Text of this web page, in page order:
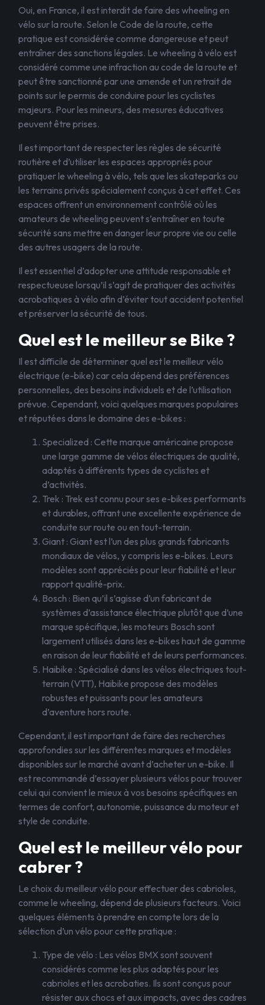
Oui, en France, il est interdit de faire des wheeling en
vélo sur la route. Selon le Code de la route, cette
pratique est considérée comme dangereuse et peut
entraîner des sanctions légales. Le wheeling à vélo est
considéré comme une infraction au code de la route et
peut être sanctionné par une amende et un retrait de
points sur le permis de conduire pour les cyclistes
majeurs. Pour les mineurs, des mesures éducatives
peuvent être prises.
Il est important de respecter les règles de sécurité
routière et d’utiliser les espaces appropriés pour
pratiquer le wheeling à vélo, tels que les skateparks ou
les terrains privés spécialement conçus à cet effet. Ces
espaces offrent un environnement contrôlé où les
amateurs de wheeling peuvent s’entraîner en toute
sécurité sans mettre en danger leur propre vie ou celle
des autres usagers de la route.
Il est essentiel d’adopter une attitude responsable et
respectueuse lorsqu’il s’agit de pratiquer des activités
acrobatiques à vélo afin d’éviter tout accident potentiel
et préserver la sécurité de tous.
Quel est le meilleur se Bike ?
Il est difficile de déterminer quel est le meilleur vélo
électrique (e-bike) car cela dépend des préférences
personnelles, des besoins individuels et de l’utilisation
prévue. Cependant, voici quelques marques populaires
et réputées dans le domaine des e-bikes :
Specialized : Cette marque américaine propose
une large gamme de vélos électriques de qualité,
adaptés à différents types de cyclistes et
d’activités.
Trek : Trek est connu pour ses e-bikes performants
et durables, offrant une excellente expérience de
conduite sur route ou en tout-terrain.
Giant : Giant est l’un des plus grands fabricants
mondiaux de vélos, y compris les e-bikes. Leurs
modèles sont appréciés pour leur fiabilité et leur
rapport qualité-prix.
Bosch : Bien qu’il s’agisse d’un fabricant de
systèmes d’assistance électrique plutôt que d’une
marque spécifique, les moteurs Bosch sont
largement utilisés dans les e-bikes haut de gamme
en raison de leur fiabilité et de leurs performances.
Haibike : Spécialisé dans les vélos électriques tout-
terrain (VTT), Haibike propose des modèles
robustes et puissants pour les amateurs
d’aventure hors route.
Cependant, il est important de faire des recherches
approfondies sur les différentes marques et modèles
disponibles sur le marché avant d’acheter un e-bike. Il
est recommandé d’essayer plusieurs vélos pour trouver
celui qui convient le mieux à vos besoins spécifiques en
termes de confort, autonomie, puissance du moteur et
style de conduite.
Quel est le meilleur vélo pour
cabrer ?
Le choix du meilleur vélo pour effectuer des cabrioles,
comme le wheeling, dépend de plusieurs facteurs. Voici
quelques éléments à prendre en compte lors de la
sélection d’un vélo pour cette pratique :
Type de vélo : Les vélos BMX sont souvent
considérés comme les plus adaptés pour les
cabrioles et les acrobaties. Ils sont conçus pour
résister aux chocs et aux impacts, avec des cadres